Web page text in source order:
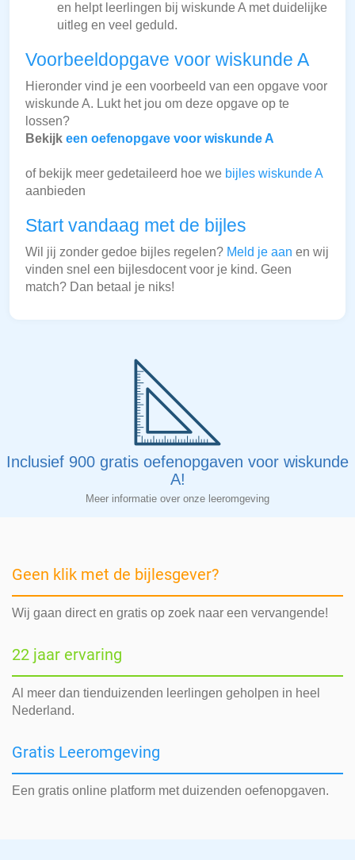
en helpt leerlingen bij wiskunde A met duidelijke
uitleg en veel geduld.
Voorbeeldopgave voor wiskunde A
Hieronder vind je een voorbeeld van een opgave voor
wiskunde A. Lukt het jou om deze opgave op te
lossen?
Bekijk een oefenopgave voor wiskunde A
of bekijk meer gedetaileerd hoe we bijles wiskunde A
aanbieden
Start vandaag met de bijles
Wil jij zonder gedoe bijles regelen? Meld je aan en wij
vinden snel een bijlesdocent voor je kind. Geen
match? Dan betaal je niks!
Inclusief 900 gratis oefenopgaven voor wiskunde
A!
Meer informatie over onze leeromgeving
Geen klik met de bijlesgever?
Wij gaan direct en gratis op zoek naar een vervangende!
22 jaar ervaring
Al meer dan tienduizenden leerlingen geholpen in heel
Nederland.
Gratis Leeromgeving
Een gratis online platform met duizenden oefenopgaven.